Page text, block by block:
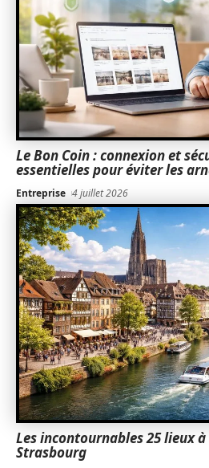
Le Bon Coin : connexion et
essentielles pour éviter les
Entreprise 4 juillet 2026
Les incontournables 25 lieux
Strasbourg